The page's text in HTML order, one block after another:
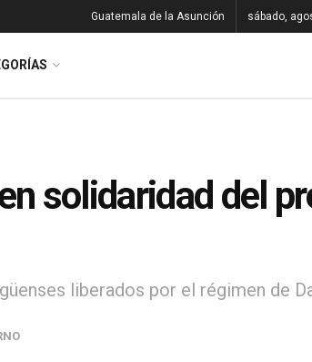
Guatemala de la Asunción sábado,
solidaridad del
liberados por el régimen de